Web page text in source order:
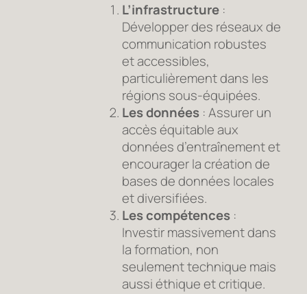
L’infrastructure:
Développer des réseaux de
communication robustes
et accessibles,
particulièrement dans les
régions sous-équipées.
Les données: Assurer un
accès équitable aux
données d’entraînement et
encourager la création de
bases de données locales
et diversifiées.
Les compétences:
Investir massivement dans
la formation, non
seulement technique mais
aussi éthique et critique.